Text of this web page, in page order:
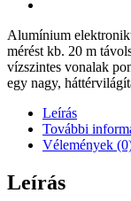
Alumínium
mérést kb. 20 m
vízszintes vonalak
egy nagy,
Leírás
További
Vélemények
Leírás